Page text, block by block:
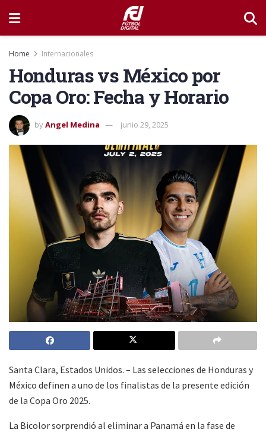
Home Internacionales
Honduras vs México por
Copa Oro: Fecha y Horario
byAngel Medina junio 29, 2025
Santa Clara, Estados Unidos. – Las selecciones de Honduras y
México definen a uno de los finalistas de la presente edición
de la Copa Oro 2025.
La Bicolor sorprendió al eliminar a Panamá en la fase de